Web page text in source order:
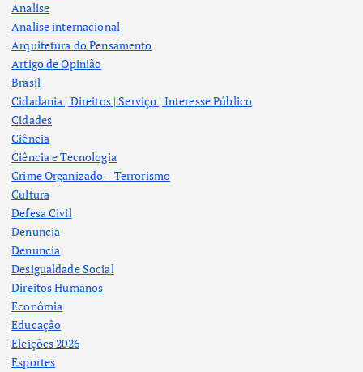
Analise
Analise internacional
Arquitetura do Pensamento
Artigo de Opinião
Brasil
Cidadania | Direitos | Serviço | Interesse Público
Cidades
Ciência
Ciência e Tecnologia
Crime Organizado – Terrorismo
Cultura
Defesa Civil
Denuncia
Denuncia
Desigualdade Social
Direitos Humanos
Econômia
Educação
Eleições 2026
Esportes